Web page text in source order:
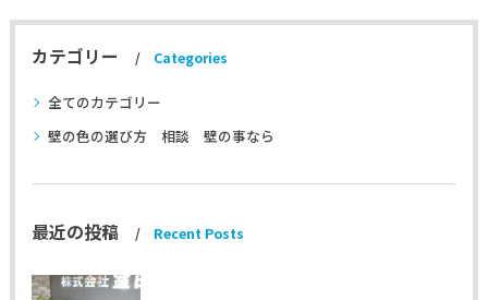
カテゴリー Categories
全てのカテゴリー
壁の色の選び方 相談 壁の事なら
最近の投稿 Recent Posts